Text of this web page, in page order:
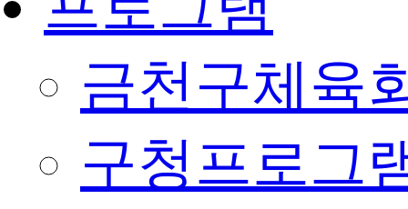
금천구체육
구청프로그